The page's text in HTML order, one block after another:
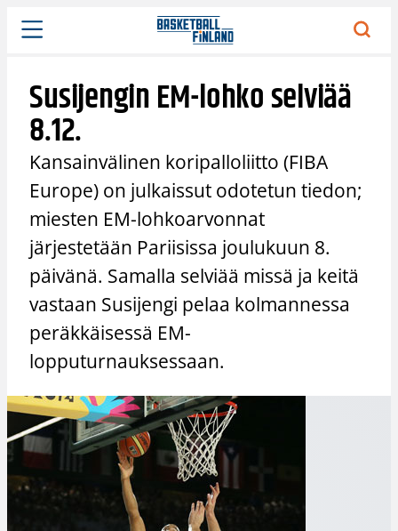
Siirry
sisältöön
Susijengin EM-lohko selviää
8.12.
Kansainvälinen koripalloliitto (FIBA
Europe) on julkaissut odotetun tiedon;
miesten EM-lohkoarvonnat
järjestetään Pariisissa joulukuun 8.
päivänä. Samalla selviää missä ja keitä
vastaan Susijengi pelaa kolmannessa
peräkkäisessä EM-
lopputurnauksessaan.